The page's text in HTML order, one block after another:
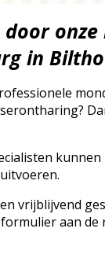
in
vrijblijvend
aan de